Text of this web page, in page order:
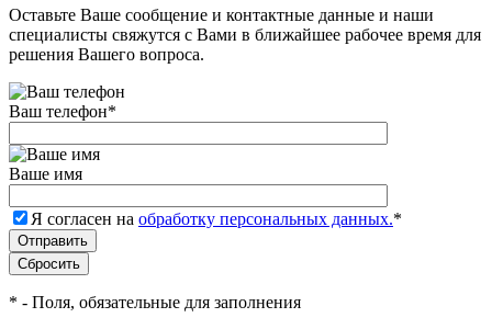
Оставьте Ваше сообщение и контактные данные и наши
специалисты свяжутся с Вами в ближайшее рабочее время для
решения Вашего вопроса.
Ваш телефон*
Ваше имя
Я согласен на обработку персональных данных.*
* - Поля, обязательные для заполнения